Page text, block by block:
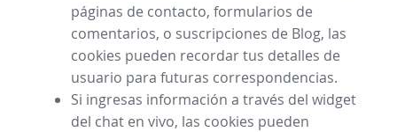
páginas de contacto, formularios de
comentarios, o suscripciones de Blog, las
cookies pueden recordar tus detalles de
usuario para futuras correspondencias.
Si ingresas información a través del widget
del chat en vivo, las cookies pueden